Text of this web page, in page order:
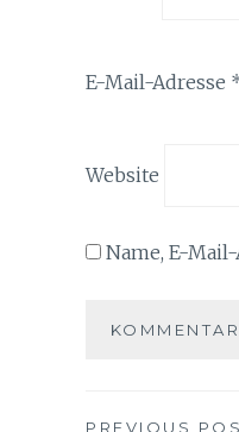
E-Mail-Adresse
Website
Name, E-
PREVIOUS